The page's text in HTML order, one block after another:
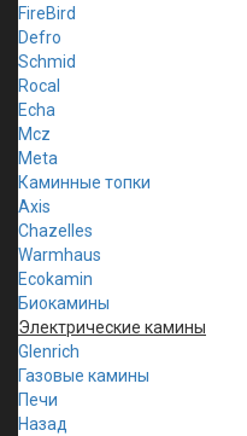
FireBird
Defro
Schmid
Rocal
Echa
Mcz
Meta
Каминные топки
Axis
Chazelles
Warmhaus
Ecokamin
Биокамины
Электрические камины
Glenrich
Газовые камины
Печи
Назад